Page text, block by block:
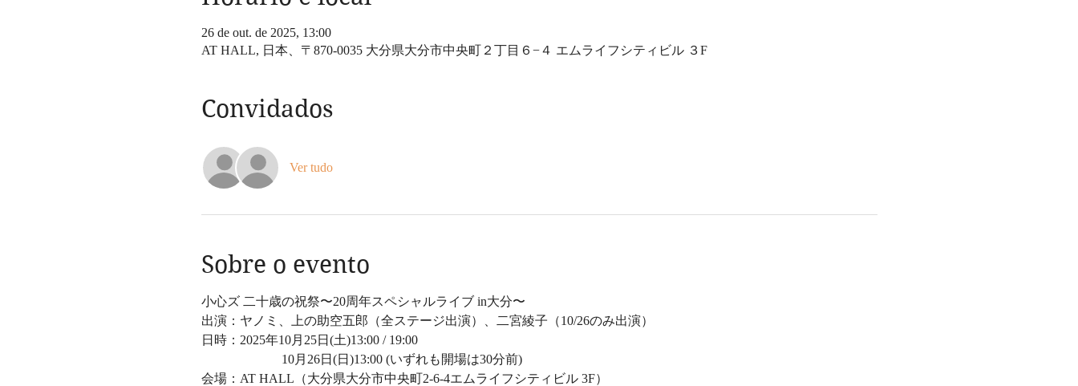
26 de out. de 2025, 13:00
AT HALL, 日本、〒870-0035 大分県大分市中央町２丁目６−４ エムライフシティビル ３F
Convidados
Ver tudo
Sobre o evento
小心ズ 二十歳の祝祭〜20周年スペシャルライブ in大分〜
出演：ヤノミ、上の助空五郎（全ステージ出演）、二宮綾子（10/26のみ出演）
日時：2025年10月25日(土)13:00 / 19:00
10月26日(日)13:00 (いずれも開場は30分前)
会場：AT HALL（大分県大分市中央町2-6-4エムライフシティビル 3F）